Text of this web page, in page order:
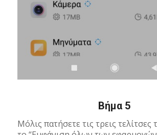
Βήμα 5
Μόλις πατήσετε τις τρεις τελίτσες